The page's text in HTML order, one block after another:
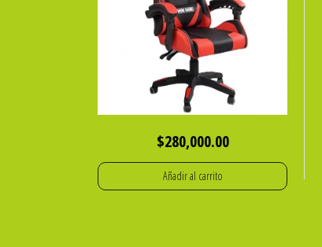
$280,000.00
Añadir al carrito